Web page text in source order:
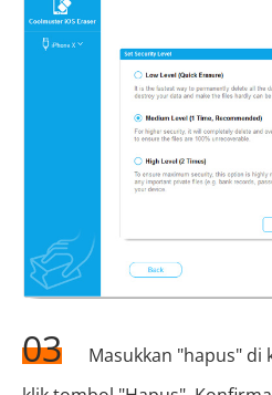
03
Masukkan "hapus"